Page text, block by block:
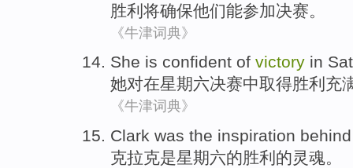
胜利 将确保他们能参加决赛。
《牛津词典》
She is confident of victory in
她对在星期六决赛中取得胜利 充
《牛津词典》
Clark was the inspiration
克拉克是星期六的胜利 的灵魂。